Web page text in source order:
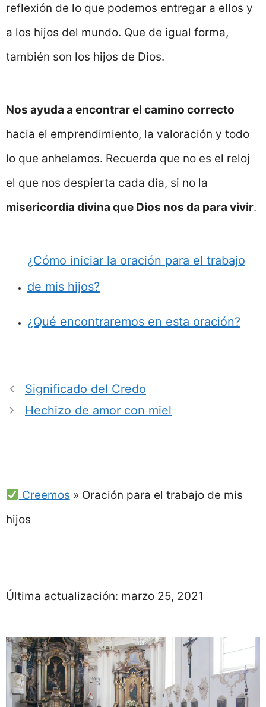
reflexión de lo que podemos entregar a ellos y
a los hijos del mundo. Que de igual forma,
también son los hijos de Dios.
Nos ayuda a encontrar el camino correcto
hacia el emprendimiento, la valoración y todo
lo que anhelamos. Recuerda que no es el reloj
el que nos despierta cada día, si no la
misericordia divina que Dios nos da para vivir.
¿Cómo iniciar la oración para el trabajo
de mis hijos?
¿Qué encontraremos en esta oración?
Significado del Credo
Hechizo de amor con miel
Creemos » Oración para el trabajo de mis
hijos
Última actualización: marzo 25, 2021